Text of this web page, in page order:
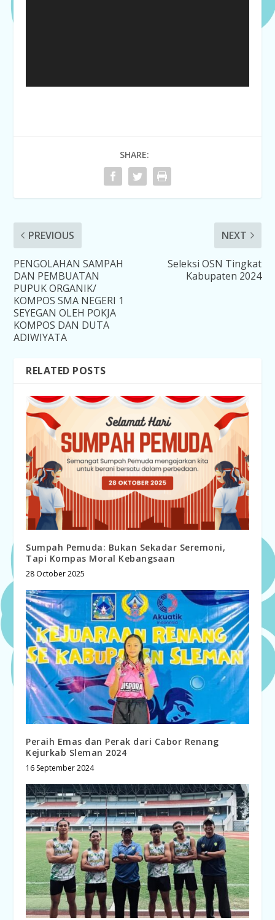
SHARE:
PREVIOUS
PENGOLAHAN SAMPAH
DAN PEMBUATAN
PUPUK ORGANIK/
KOMPOS SMA NEGERI 1
SEYEGAN OLEH POKJA
KOMPOS DAN DUTA
ADIWIYATA
NEXT
Seleksi OSN Tingkat
Kabupaten 2024
RELATED POSTS
Sumpah Pemuda: Bukan Sekadar Seremoni,
Tapi Kompas Moral Kebangsaan
28 October 2025
Peraih Emas dan Perak dari Cabor Renang
Kejurkab Sleman 2024
16 September 2024